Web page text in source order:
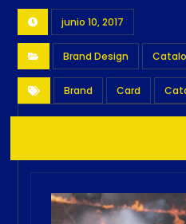
junio 10, 2017
Brand Design
Brand Card